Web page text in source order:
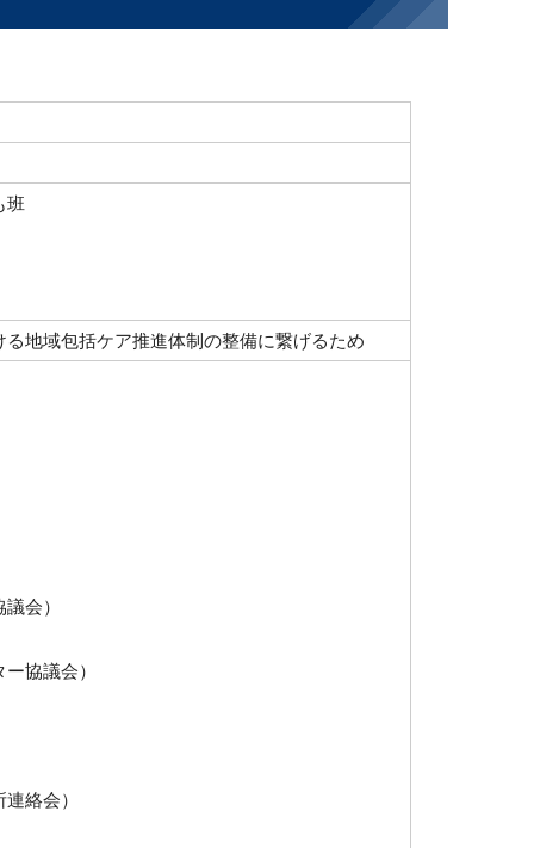
班
地域包括ケア推進体制の整備に繋げるため
会）
協議会）
絡会）